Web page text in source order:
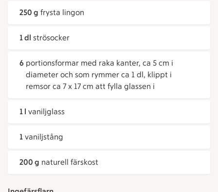
250 g frysta lingon
1 dl strösocker
6 portionsformar med raka kanter, ca 5 cm i
diameter och som rymmer ca 1 dl, klippt i
remsor ca 7 x 17 cm att fylla glassen i
1 l vaniljglass
1 vaniljstång
200 g naturell färskost